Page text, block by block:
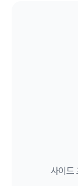
사이드